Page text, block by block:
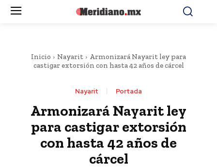
Inicio Nayarit
Armonizará Nayarit ley para
castigar extorsión con hasta 42 años de cárcel
Nayarit Portada
Armonizará Nayarit ley
para castigar extorsión
con hasta 42 años de
cárcel